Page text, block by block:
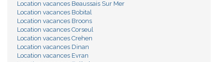
Location vacances Beaussais Sur Mer
Location vacances Bobital
Location vacances Broons
Location vacances Corseul
Location vacances Crehen
Location vacances Dinan
Location vacances Evran